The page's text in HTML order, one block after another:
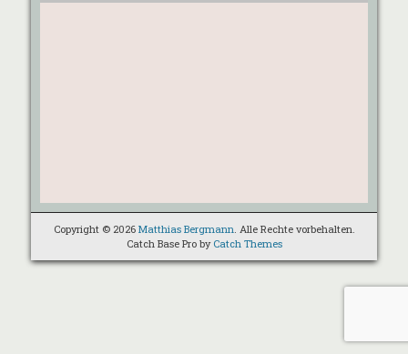
Copyright © 2026 Matthias Bergmann. Alle Rechte vorbehalten.
Catch Base Pro by Catch Themes